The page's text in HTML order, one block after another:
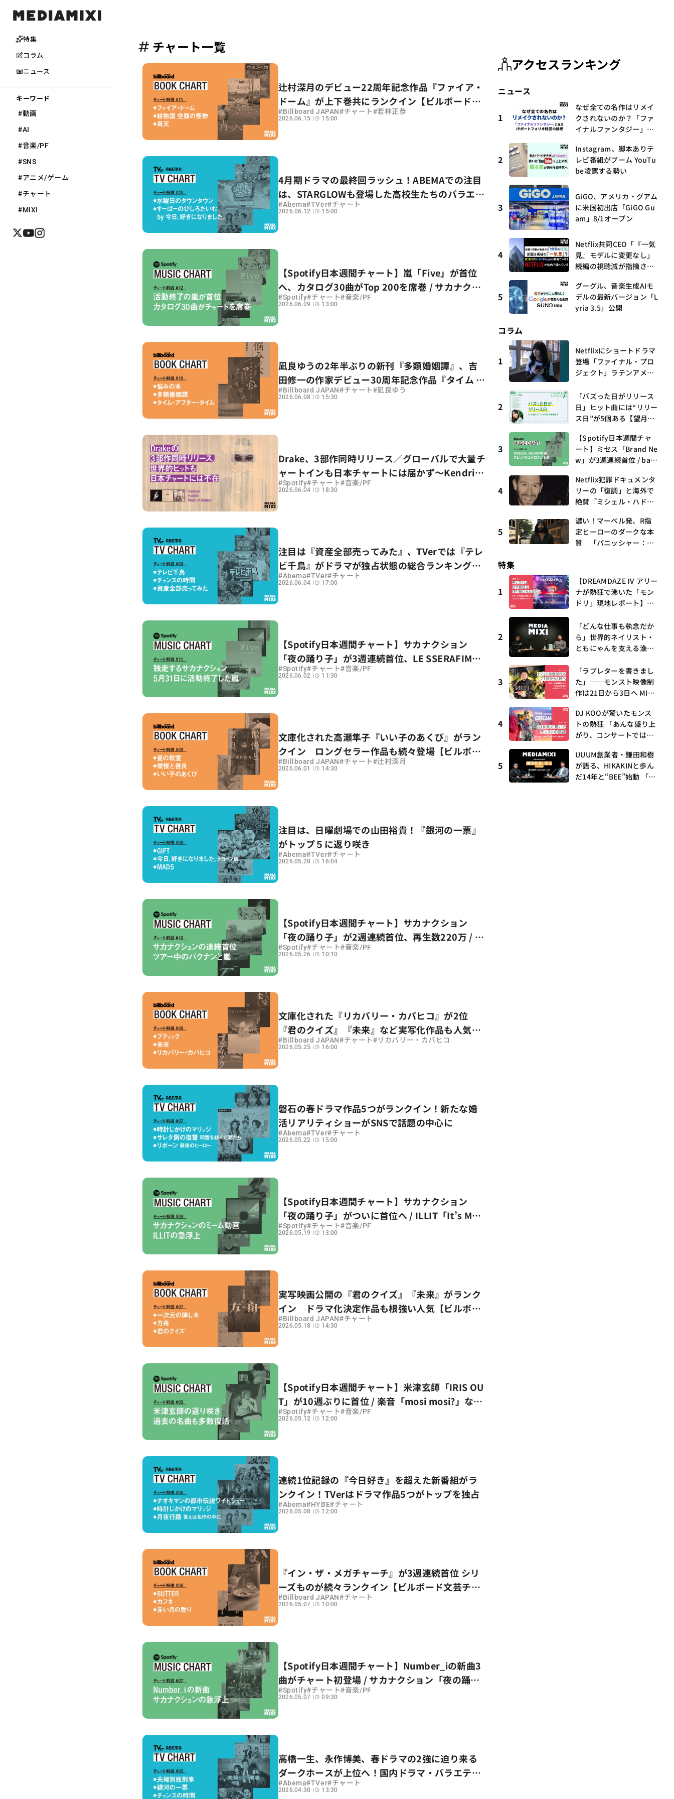
特集
コラム
ニュース
キーワード
#動画
#AI
#音楽/PF
#SNS
#アニメ/ゲーム
#チャート
#MIXI
チャート一覧
辻村深月のデビュー22周年記念作品『ファイア・
ドーム』が上下巻共にランクイン【ビルボード文
芸チャート解説】
#Billboard JAPAN#チャート#若林正恭
2026.06.15 15:00
4月期ドラマの最終回ラッシュ！ABEMAでの注目
は、STARGLOWも登場した高校生たちのバラエテ
ィ番組
#Abema#TVer#チャート
2026.06.12 15:00
【Spotify日本週間チャート】嵐「Five」が首位
へ、カタログ30曲がTop 200を席巻 / サカナクシ
ョン「夜の踊り子」の連続首位が途切れる〜集計
#Spotify#チャート#音楽/PF
2026.06.09 13:00
凪良ゆうの2年半ぶりの新刊『多類婚姻譚』、吉
田修一の作家デビュー30周年記念作品『タイム ・
アフター・タイム』がランクイン【ビルボード文
#Billboard JAPAN#チャート#凪良ゆう
2026.06.08 15:30
Drake、3部作同時リリース／グローバルで大量チ
ャートインも日本チャートには届かず〜Kendrick
Lamarとのビーフ以来初の単独復帰作はSpotify
#Spotify#チャート#音楽/PF
2026.06.04 18:30
注目は『資産全部売ってみた』、TVerでは『テレ
ビ千鳥』がドラマが独占状態の総合ランキングを
食い止める
#Abema#TVer#チャート
2026.06.04 17:00
【Spotify日本週間チャート】サカナクション
「夜の踊り子」が3週連続首位、LE SSERAFIM
「BOOMPALA」が初登場 / 嵐ラストツアー閉幕前
#Spotify#チャート#音楽/PF
2026.06.02 11:30
文庫化された高瀬隼子『いい子のあくび』がラン
クイン ロングセラー作品も続々登場【ビルボー
ド文芸チャート解説】
#Billboard JAPAN#チャート#辻村深月
2026.06.01 14:30
注目は、日曜劇場での山田裕貴！『銀河の一票』
がトップ５に返り咲き
#Abema#TVer#チャート
2026.05.28 16:04
【Spotify日本週間チャート】サカナクション
「夜の踊り子」が2週連続首位、再生数220万 / b
ack number「花束」が前週6位から2位へ浮上〜
#Spotify#チャート#音楽/PF
2026.05.26 10:10
文庫化された『リカバリー・カバヒコ』が2位
『君のクイズ』『未来』など実写化作品も人気
【ビルボード文芸チャート解説】
#Billboard JAPAN#チャート#リカバリー・カバヒコ
2026.05.25 16:00
磐石の春ドラマ作品5つがランクイン！新たな婚
活リアリティショーがSNSで話題の中心に
#Abema#TVer#チャート
2026.05.22 15:00
【Spotify日本週間チャート】サカナクション
「夜の踊り子」がついに首位へ / ILLIT「It’s M
e」が前週50位から10位へ浮上〜集計期間：2026
#Spotify#チャート#音楽/PF
2026.05.19 13:00
実写映画公開の『君のクイズ』『未来』がランク
イン ドラマ化決定作品も根強い人気【ビルボー
ド文芸チャート解説】
#Billboard JAPAN#チャート
2026.05.18 14:30
【Spotify日本週間チャート】米津玄師「IRIS OU
T」が10週ぶりに首位 / 楽音「mosi mosi?」など
新曲4曲が初登場〜集計期間：2026年5/1〜5/7
#Spotify#チャート#音楽/PF
2026.05.12 12:00
連続1位記録の『今日好き』を超えた新番組がラ
ンクイン！TVerはドラマ作品5つがトップを独占
#Abema#HYBE#チャート
2026.05.08 12:00
『イン・ザ・メガチャーチ』が3週連続首位 シリ
ーズものが続々ランクイン【ビルボード文芸チャ
ート解説】
#Billboard JAPAN#チャート
2026.05.07 10:00
【Spotify日本週間チャート】Number_iの新曲3
曲がチャート初登場 / サカナクション「夜の踊り
子」が急浮上〜集計期間：2026年4/24〜4/30
#Spotify#チャート#音楽/PF
2026.05.07 09:30
高橋一生、永作博美、春ドラマの2強に迫り来る
ダークホースが上位へ！国内ドラマ・バラエティ
配信チャート解説
#Abema#TVer#チャート
2026.04.30 13:30
アクセスランキング
ニュース
1
なぜ全ての名作はリメイ
クされないのか？「ファ
イナルファンタジー」に
営の論理
2
Instagram、脚本ありテ
レビ番組がブーム YouTu
be凌駕する勢い
3
GiGO、アメリカ・グアム
に米国初出店「GiGO Gu
am」8/1オープン
4
Netflix共同CEO「『一気
見』モデルに変更なし」
続編の視聴減が指摘され
5
グーグル、音楽生成AIモ
デルの最新バージョン「L
yria 3.5」公開
コラム
1
Netflixにショートドラマ
登場「ファイナル・プロ
ジェクト」ラテンアメリ
第17回 観たいものが多
すぎる～稲垣貴俊の配信
時評
2
「バズった日がリリース
日」ヒット曲には“リリー
ス日”が5個ある【望月優
3】
3
【Spotify日本週間チャ
ート】ミセス「Brand Ne
w」が3週連続首位 / bac
曲、King Gnu新曲「GO
GHOST」が初登場〜集計
期間：2026年7/24〜7/30
4
Netflix犯罪ドキュメンタ
リーの「復調」と海外で
絶賛『ミシェル・ハドリ
第16回 観たいものが多
すぎる～稲垣貴俊の配信
時評
5
濃い！マーベル発、R指
定ヒーローのダークな本
質 「パニッシャー：ワ
多すぎる～稲垣貴俊の配
信時評
特集
1
【DREAMDAZE Ⅳ アリー
ナが熱狂で沸いた「モン
ドリ」現地レポート】モ
続けられるのか？コラボ
初の“真獣神化”やDJ KO
O、てつや、兎田ぺこ
も集結
2
「どんな仕事も執念だか
ら」世界的ネイリスト・
ともにゃんを支える漁師
I with interfm #5
3
「ラブレターを書きまし
た」──モンスト映像制
作は21日から3日へ MIX
ay提携とAI時代の“つく
る”
4
DJ KOOが驚いたモンス
トの熱狂 「あんな盛り上
がり、コンサートでは絶
5
UUUM創業者・鎌田和樹
が語る、HIKAKINと歩ん
だ14年と“BEE”始動 「O